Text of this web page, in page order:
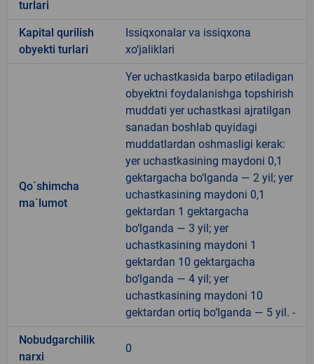
turlari
Kapital qurilish
obyekti turlari
Issiqxonalar va issiqxona
xo‘jaliklari
Qo`shimcha
ma`lumot
Yer uchastkasida barpo etiladigan
obyektni foydalanishga topshirish
muddati yer uchastkasi ajratilgan
sanadan boshlab quyidagi
muddatlardan oshmasligi kerak:
yer uchastkasining maydoni 0,1
gektargacha bo‘lganda — 2 yil; yer
uchastkasining maydoni 0,1
gektardan 1 gektargacha
bo‘lganda — 3 yil; yer
uchastkasining maydoni 1
gektardan 10 gektargacha
bo‘lganda — 4 yil; yer
uchastkasining maydoni 10
gektardan ortiq bo‘lganda — 5 yil. -
Nobudgarchilik
narxi
0